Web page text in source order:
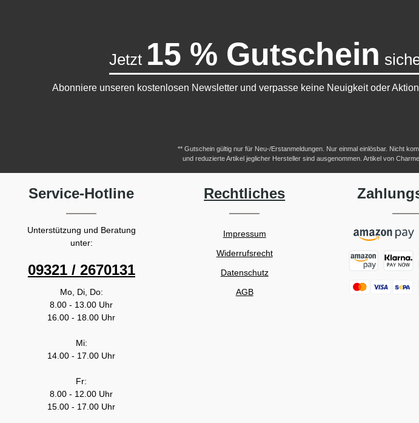
Jetzt 15 % Gutschein
Abonniere unseren kostenlosen Newsletter und verpasse keine Neuigkeit oder
** Gutschein gültig nur für Neu-/Erstanmeldungen. Nur einmal einlösbar. Nicht
und reduzierte Artikel jeglicher Hersteller sind ausgenommen. Artikel von
Service-Hotline
Unterstützung und Beratung
unter:
09321 / 2670131
Mo, Di, Do:
8.00 - 13.00 Uhr
16.00 - 18.00 Uhr
Mi:
14.00 - 17.00 Uhr
Fr:
8.00 - 12.00 Uhr
15.00 - 17.00 Uhr
Rechtliches
Impressum
Widerrufsrecht
Datenschutz
AGB